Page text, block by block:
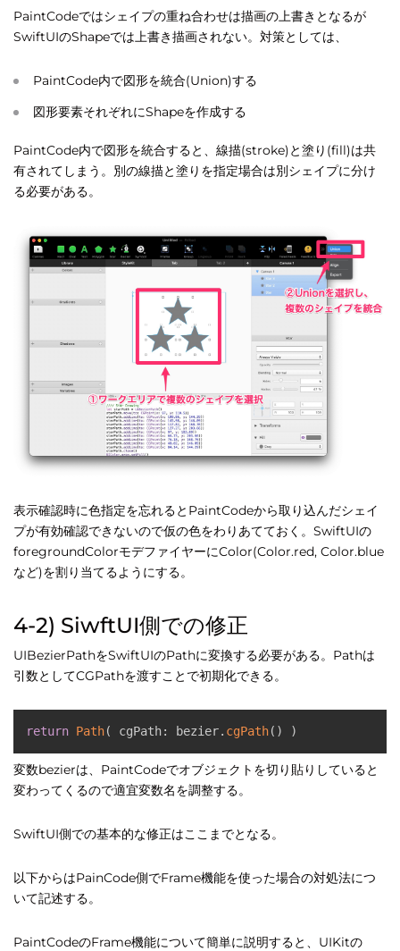
PaintCodeではシェイプの重ね合わせは描画の上書きとなるが
SwiftUIのShapeでは上書き描画されない。対策としては、
PaintCode内で図形を統合(Union)する
図形要素それぞれにShapeを作成する
PaintCode内で図形を統合すると、線描(stroke)と塗り(fill)は共
有されてしまう。別の線描と塗りを指定場合は別シェイプに分け
る必要がある。
表示確認時に色指定を忘れるとPaintCodeから取り込んだシェイ
プが有効確認できないので仮の色をわりあてておく。SwiftUIの
foregroundColorモデファイヤーにColor(Color.red, Color.blue
など)を割り当てるようにする。
4-2) SiwftUI側での修正
UIBezierPathをSwiftUIのPathに変換する必要がある。Pathは
引数としてCGPathを渡すことで初期化できる。
return Path( cgPath: bezier. cgPath( ) )
変数bezierは、PaintCodeでオブジェクトを切り貼りしていると
変わってくるので適宜変数名を調整する。
SwiftUI側での基本的な修正はここまでとなる。
以下からはPainCode側でFrame機能を使った場合の対処法につ
いて記述する。
PaintCodeのFrame機能について簡単に説明すると、UIKitの